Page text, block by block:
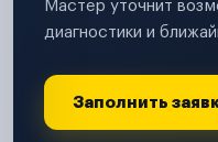
Мастер уточнит
диагностики и
Заполнить